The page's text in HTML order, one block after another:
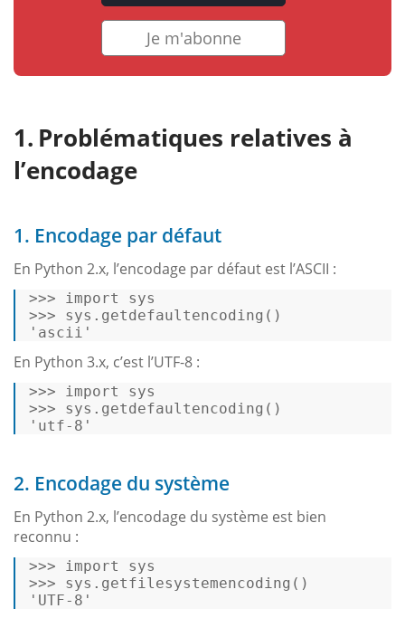
Je m'abonne
Problématiques relatives à
l’encodage
1. Encodage par défaut
En Python 2.x, l’encodage par défaut est l’ASCII :
>>> import
sys
>>>
sys.getdefaultencoding()
'ascii'
En Python 3.x, c’est l’UTF-8 :
>>> import
sys
>>>
sys.getdefaultencoding()
'utf-8'
2. Encodage du système
En Python 2.x, l’encodage du système est bien
reconnu :
>>> import
sys
>>>
sys.getfilesystemencoding()
'UTF-8'